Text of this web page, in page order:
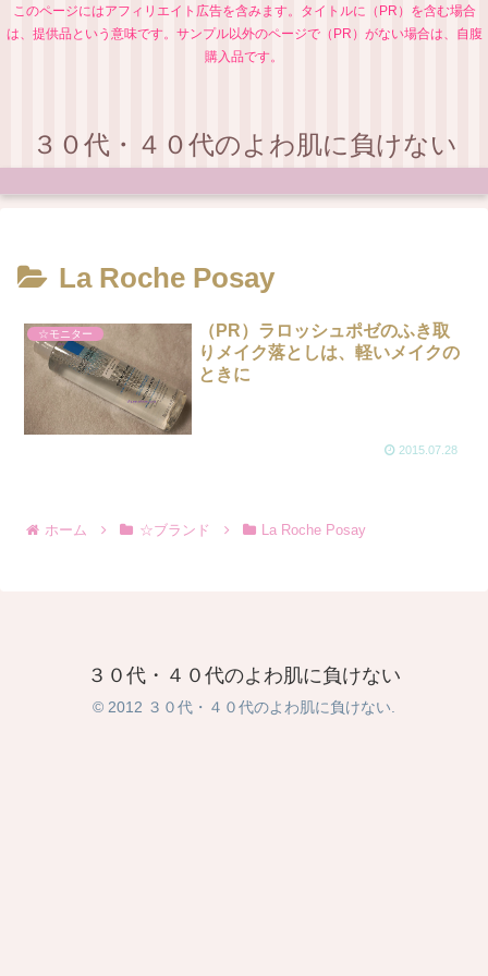
このページにはアフィリエイト広告を含みます。タイトルに（PR）を含む場合
は、提供品という意味です。サンプル以外のページで（PR）がない場合は、自腹
購入品です。
３０代・４０代のよわ肌に負けない
La Roche Posay
☆モニター
（PR）ラロッシュポゼのふき取
りメイク落としは、軽いメイクの
ときに
2015.07.28
ホーム ☆ブランド La Roche Posay
３０代・４０代のよわ肌に負けない
© 2012 ３０代・４０代のよわ肌に負けない.